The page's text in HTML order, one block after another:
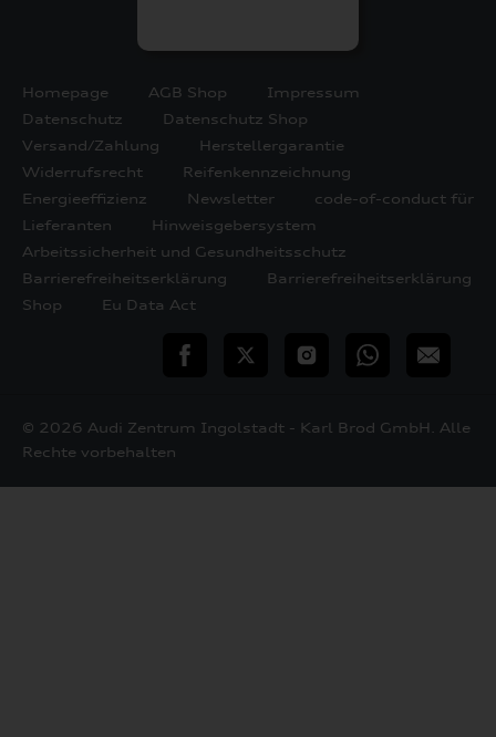
Homepage AGB Shop
Impressum
Datenschutz
Datenschutz Shop
Versand/Zahlung
Herstellergarantie
Widerrufsrecht
Reifenkennzeichnung
Energieeffizienz
Newsletter
code-of-conduct für
Lieferanten
Hinweisgebersystem
Arbeitssicherheit und Gesundheitsschutz
Barrierefreiheitserklärung
Barrierefreiheitserklärung
Shop
Eu Data Act
teilen Twitter InstagramWhatsApp
E-
© 2026 Audi Zentrum Ingolstadt - Karl Brod GmbH. Alle
Rechte vorbehalten